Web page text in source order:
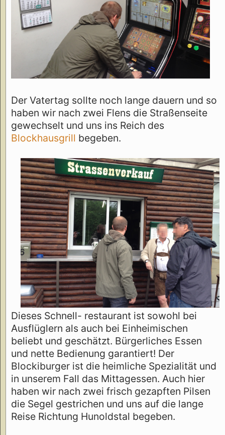
Der Vatertag sollte noch lange dauern und so
haben wir nach zwei Flens die Straßenseite
gewechselt und uns ins Reich des
Blockhausgrill begeben.
Dieses Schnell- restaurant ist sowohl bei
Ausflüglern als auch bei Einheimischen
beliebt und geschätzt. Bürgerliches Essen
und nette Bedienung garantiert! Der
Blockiburger ist die heimliche Spezialität und
in unserem Fall das Mittagessen. Auch hier
haben wir nach zwei frisch gezapften Pilsen
die Segel gestrichen und uns auf die lange
Reise Richtung Hunoldstal begeben.